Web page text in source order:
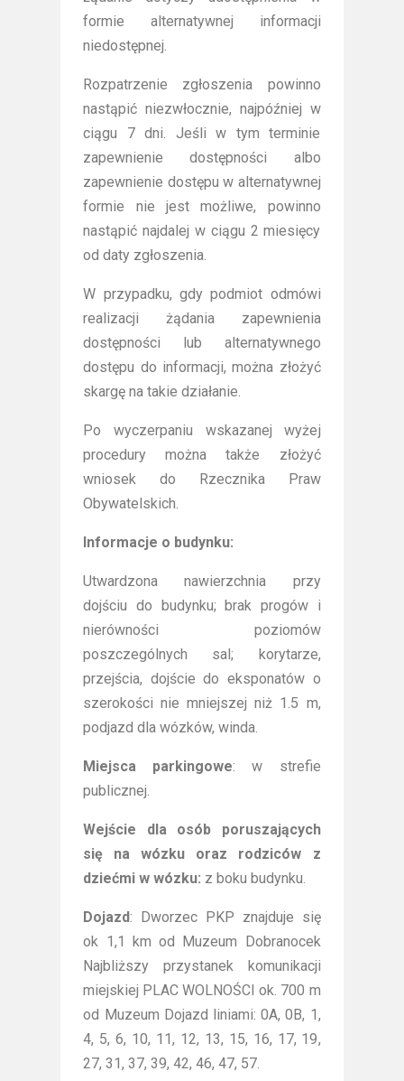
formie alternatywnej informacji
niedostępnej.
Rozpatrzenie zgłoszenia powinno
nastąpić niezwłocznie, najpóźniej w
ciągu 7 dni. Jeśli w tym terminie
zapewnienie dostępności albo
zapewnienie dostępu w alternatywnej
formie nie jest możliwe, powinno
nastąpić najdalej w ciągu 2 miesięcy
od daty zgłoszenia.
W przypadku, gdy podmiot odmówi
realizacji żądania zapewnienia
dostępności lub alternatywnego
dostępu do informacji, można złożyć
skargę na takie działanie.
Po wyczerpaniu wskazanej wyżej
procedury można także złożyć
wniosek do Rzecznika Praw
Obywatelskich.
Informacje o budynku:
Utwardzona nawierzchnia przy
dojściu do budynku; brak progów i
nierówności poziomów
poszczególnych sal; korytarze,
przejścia, dojście do eksponatów o
szerokości nie mniejszej niż 1.5 m,
podjazd dla wózków, winda.
Miejsca parkingowe: w strefie
publicznej.
Wejście dla osób poruszających
się na wózku oraz rodziców z
dziećmi w wózku: z boku budynku.
Dojazd: Dworzec PKP znajduje się
ok 1,1 km od Muzeum Dobranocek
Najbliższy przystanek komunikacji
miejskiej PLAC WOLNOŚCI ok. 700 m
od Muzeum Dojazd liniami: 0A, 0B, 1,
4, 5, 6, 10, 11, 12, 13, 15, 16, 17, 19,
27, 31, 37, 39, 42, 46, 47, 57.